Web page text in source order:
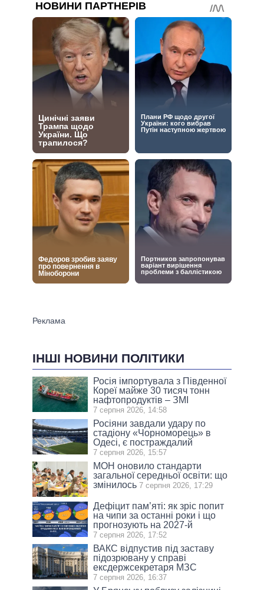
ІНШІ НОВИНИ ПОЛІТИКИ
Росія імпортувала з Південної
Кореї майже 30 тисяч тонн
нафтопродуктів – ЗМІ
7 серпня 2026, 14:58
Росіяни завдали удару по
стадіону «Чорноморець» в
Одесі, є постраждалий
7 серпня 2026, 15:57
МОН оновило стандарти
загальної середньої освіти: що
змінилось 7 серпня 2026, 17:29
Дефіцит пам’яті: як зріс попит
на чипи за останні роки і що
прогнозують на 2027-й
7 серпня 2026, 17:52
ВАКС відпустив під заставу
підозрювану у справі
ексдержсекретаря МЗС
7 серпня 2026, 16:37